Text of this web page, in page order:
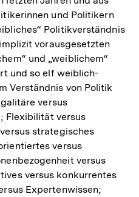
und Politikern
Politikverständnis
vorausgesetzten
und „weiblichem“
und so elf weiblich-
Verständnis von Politik
versus
Flexibilität versus
strategisches
versus
versus
versus konkurrentes
Expertenwissen;